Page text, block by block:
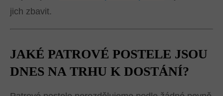
jich zbavit.
JAKÉ PATROVÉ POSTELE JSOU
DNES NA TRHU K DOSTÁNÍ?